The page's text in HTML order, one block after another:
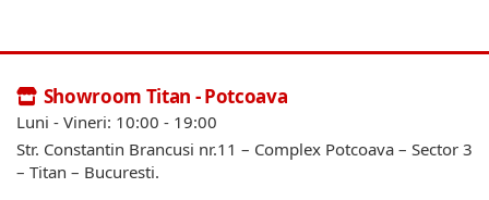
Showroom Titan - Potcoava
Luni - Vineri: 10:00 - 19:00
Str. Constantin Brancusi nr.11 – Complex Potcoava – Sector 3
– Titan – Bucuresti.